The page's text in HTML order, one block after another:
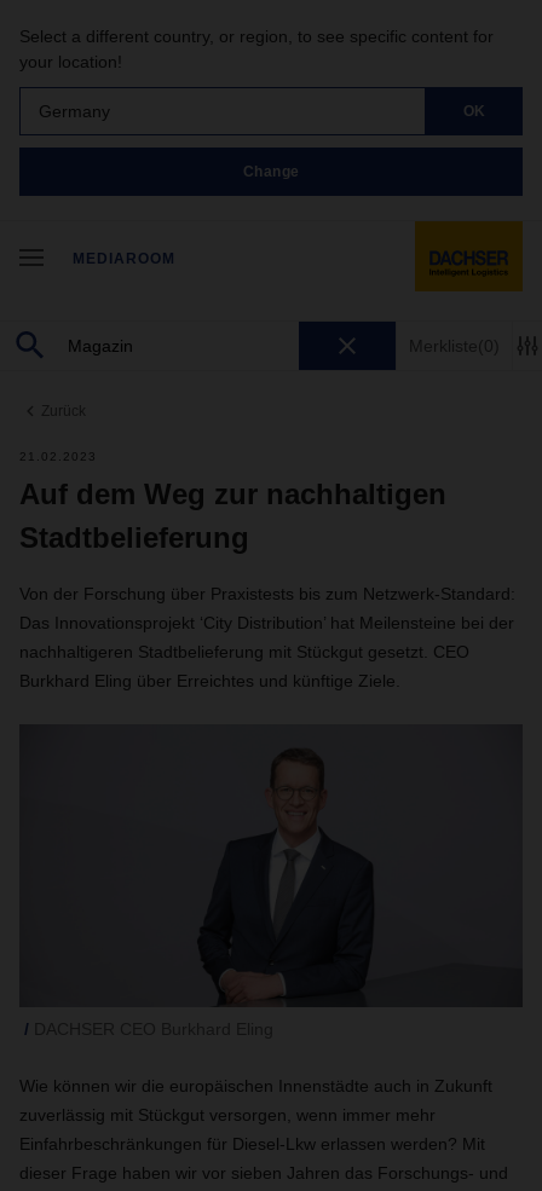
Select a different country, or region, to see specific content for
your location!
Germany OK
Change
MEDIAROOM
Merkliste(0)
Zurück
21.02.2023
Auf dem Weg zur nachhaltigen
Stadtbelieferung
Von der Forschung über Praxistests bis zum Netzwerk-Standard:
Das Innovationsprojekt ‘City Distribution’ hat Meilensteine bei der
nachhaltigeren Stadtbelieferung mit Stückgut gesetzt. CEO
Burkhard Eling über Erreichtes und künftige Ziele.
Wie können wir die europäischen Innenstädte auch in Zukunft
zuverlässig mit Stückgut versorgen, wenn immer mehr
Einfahrbeschränkungen für Diesel-Lkw erlassen werden? Mit
dieser Frage haben wir vor sieben Jahren das Forschungs- und